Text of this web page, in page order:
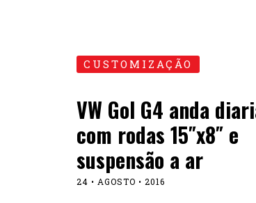
CUSTOMIZAÇÃO
VW Gol G4 anda
com rodas 15″x8″ e
suspensão a ar
24 • AGOSTO • 2016